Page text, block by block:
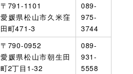
〒791-1101
愛媛県松山市久米窪
田町471-3
089-
975-
3744
〒790-0952
愛媛県松山市朝生田
町2丁目1-32
089-
931-
5558